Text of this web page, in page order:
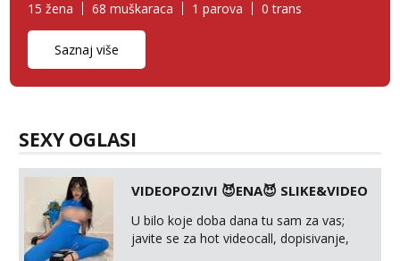
15 žena 68 muškaraca 1 parova 0 trans
Saznaj više
SEXY OGLASI
VIDEOPOZIVI 😈ENA😈 SLIKE&VIDEO
U bilo koje doba dana tu sam za vas;
javite se za hot videocall, dopisivanje,